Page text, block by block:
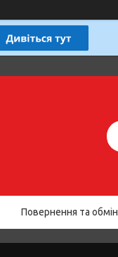
Повернення та обмін